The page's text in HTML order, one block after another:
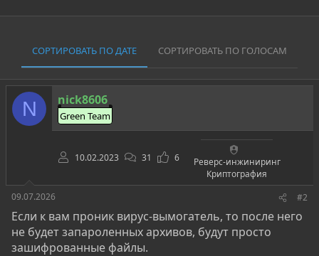
СОРТИРОВАТЬ ПО ДАТЕ СОРТИРОВАТЬ ПО ГОЛОСАМ
N nick8606
Green Team
10.02.2023 31 6
Реверс-инжиниринг
Криптография
09.07.2026
#2
Если к вам проник вирус-вымогатель, то после него
не будет запароленных архивов, будут просто
зашифрованные файлы.